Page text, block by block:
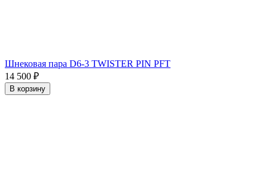
Шнековая пара D6-3 TWISTER PIN PFT
14 500 ₽
В корзину